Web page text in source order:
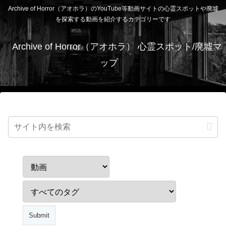
Archive of Horror（アオホラ）のYouTube等動画サイトの心霊スポットや廃墟
を探索する動画を紹介するカテゴリーです
Archive of Horror（アオホラ） 心霊スポット/廃墟マ
ップ